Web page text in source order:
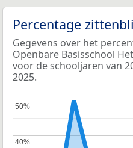
Percentage
Gegevens over het
Openbare Basisschool
voor de schooljaren van
2025.
40%
40%
50%
50%